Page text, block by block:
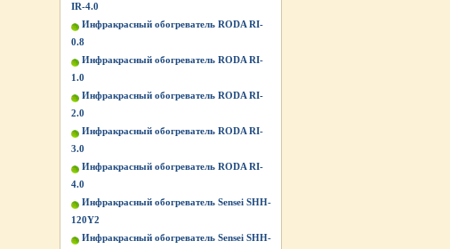
IR-4.0
Инфракрасный обогреватель RODA RI-
0.8
Инфракрасный обогреватель RODA RI-
1.0
Инфракрасный обогреватель RODA RI-
2.0
Инфракрасный обогреватель RODA RI-
3.0
Инфракрасный обогреватель RODA RI-
4.0
Инфракрасный обогреватель Sensei SHH-
120Y2
Инфракрасный обогреватель Sensei SHH-